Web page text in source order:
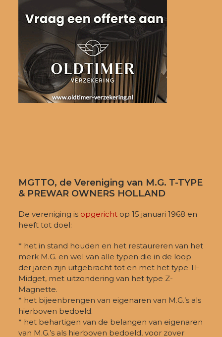
MGTTO, de Vereniging van M.G. T-TYPE
& PREWAR OWNERS HOLLAND
De vereniging is opgericht op 15 januari 1968 en
heeft tot doel:
* het in stand houden en het restaureren van het
merk M.G. en wel van alle typen die in de loop
der jaren zijn uitgebracht tot en met het type TF
Midget, met uitzondering van het type Z-
Magnette.
* het bijeenbrengen van eigenaren van M.G.’s als
hierboven bedoeld.
* het behartigen van de belangen van eigenaren
van M.G.’s als hierboven bedoeld, voor zover